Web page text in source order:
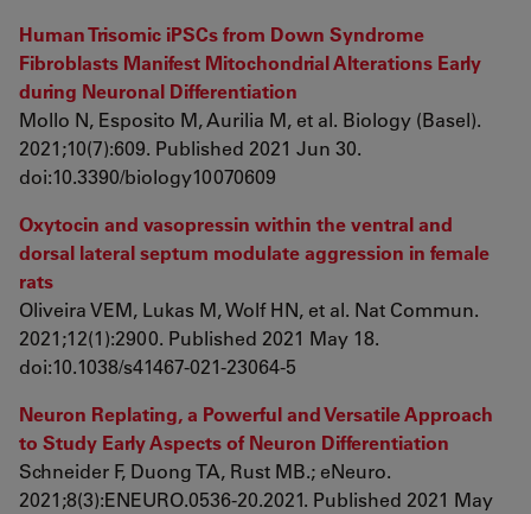
Human Trisomic iPSCs from Down Syndrome
Fibroblasts Manifest Mitochondrial Alterations Early
during Neuronal Differentiation
Mollo N, Esposito M, Aurilia M, et al. Biology (Basel).
2021;10(7):609. Published 2021 Jun 30.
doi:10.3390/biology10070609
Oxytocin and vasopressin within the ventral and
dorsal lateral septum modulate aggression in female
rats
Oliveira VEM, Lukas M, Wolf HN, et al. Nat Commun.
2021;12(1):2900. Published 2021 May 18.
doi:10.1038/s41467-021-23064-5
Neuron Replating, a Powerful and Versatile Approach
to Study Early Aspects of Neuron Differentiation
Schneider F, Duong TA, Rust MB.; eNeuro.
2021;8(3):ENEURO.0536-20.2021. Published 2021 May